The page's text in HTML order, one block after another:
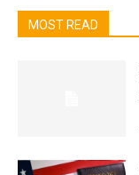
MOST READ